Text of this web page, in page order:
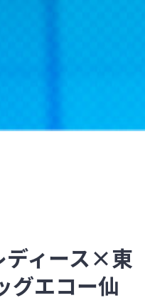
ディース×東
グエコー仙